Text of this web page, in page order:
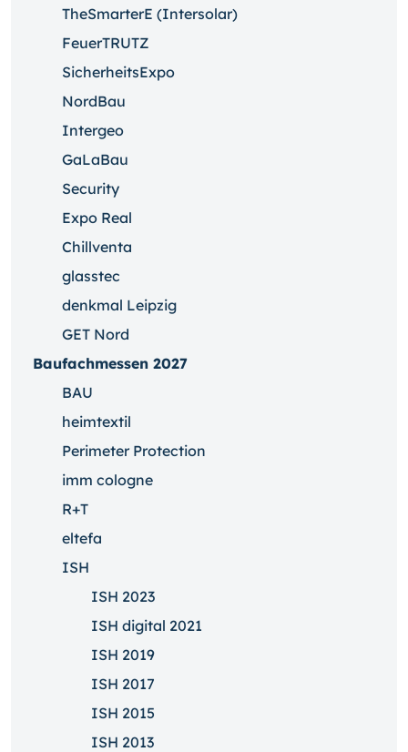
TheSmarterE (Intersolar)
FeuerTRUTZ
SicherheitsExpo
NordBau
Intergeo
GaLaBau
Security
Expo Real
Chillventa
glasstec
denkmal Leipzig
GET Nord
Baufachmessen 2027
BAU
heimtextil
Perimeter Protection
imm cologne
R+T
eltefa
ISH
ISH 2023
ISH digital 2021
ISH 2019
ISH 2017
ISH 2015
ISH 2013